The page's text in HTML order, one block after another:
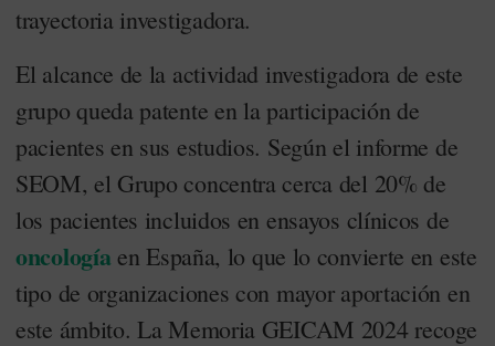
trayectoria investigadora.
El alcance de la actividad investigadora de este
grupo queda patente en la participación de
pacientes en sus estudios. Según el informe de
SEOM, el Grupo concentra cerca del 20% de
los pacientes incluidos en ensayos clínicos de
oncologíaen España, lo que lo convierte en este
tipo de organizaciones con mayor aportación en
este ámbito. La Memoria GEICAM 2024 recoge